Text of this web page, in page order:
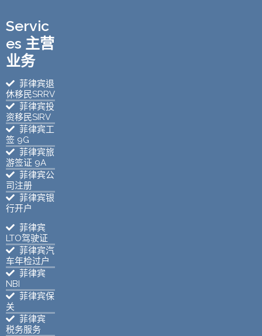
Servic
es 主营
业务
菲律宾退
休移民SRRV
菲律宾投
资移民SIRV
菲律宾工
签 9G
菲律宾旅
游签证 9A
菲律宾公
司注册
菲律宾银
行开户
菲律宾
LTO驾驶证
菲律宾汽
车年检过户
菲律宾
NBI
菲律宾保
关
菲律宾
税务服务